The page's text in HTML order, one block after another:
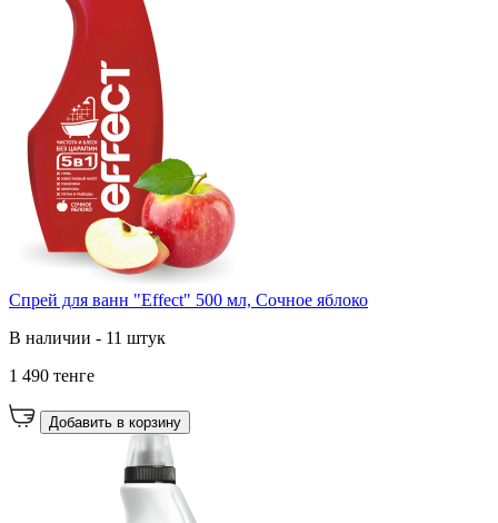
Спрей для ванн "Effect" 500 мл, Сочное яблоко
В наличии - 11 штук
1 490 тенге
Добавить в корзину